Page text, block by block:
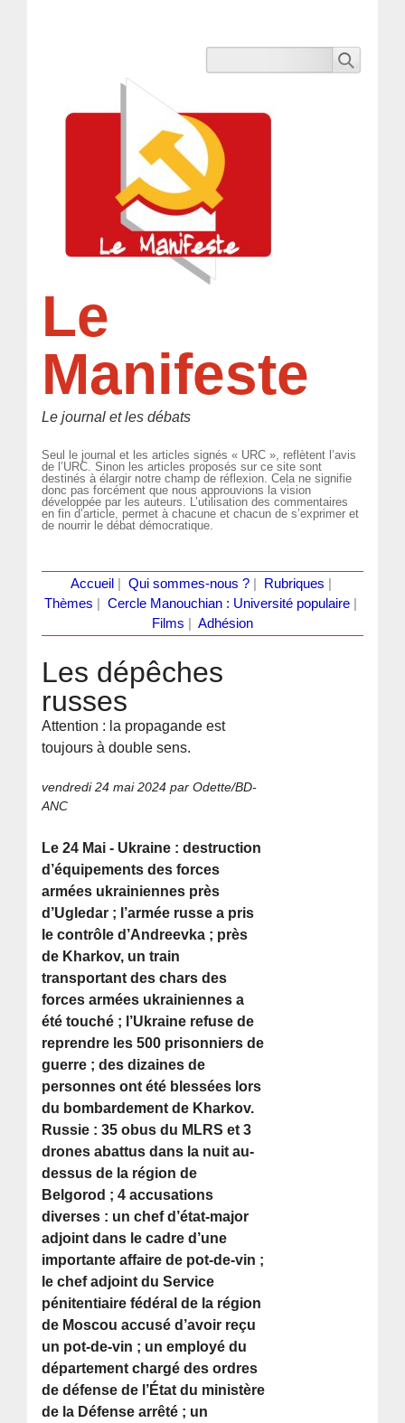
Le
Manifeste
Le journal et les débats
Seul le journal et les articles signés « URC », reflètent l’avis
de l’URC. Sinon les articles proposés sur ce site sont
destinés à élargir notre champ de réflexion. Cela ne signifie
donc pas forcément que nous approuvions la vision
développée par les auteurs. L’utilisation des commentaires
en fin d’article, permet à chacune et chacun de s’exprimer et
de nourrir le débat démocratique.
Accueil Qui sommes-nous ?| Rubriques
Thèmes
Cercle Manouchian : Université populaire
Films
Adhésion
Les dépêches
russes
Attention : la propagande est
toujours à double sens.
vendredi 24 mai 2024 par Odette/BD-
ANC
Le 24 Mai - Ukraine : destruction
d’équipements des forces
armées ukrainiennes près
d’Ugledar ; l’armée russe a pris
le contrôle d’Andreevka ; près
de Kharkov, un train
transportant des chars des
forces armées ukrainiennes a
été touché ; l’Ukraine refuse de
reprendre les 500 prisonniers de
guerre ; des dizaines de
personnes ont été blessées lors
du bombardement de Kharkov.
Russie : 35 obus du MLRS et 3
drones abattus dans la nuit au-
dessus de la région de
Belgorod ; 4 accusations
diverses : un chef d’état-major
adjoint dans le cadre d’une
importante affaire de pot-de-vin ;
le chef adjoint du Service
pénitentiaire fédéral de la région
de Moscou accusé d’avoir reçu
un pot-de-vin ; un employé du
département chargé des ordres
de défense de l’État du ministère
de la Défense arrêté ; un